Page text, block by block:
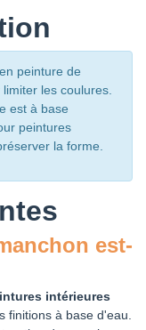
peinture de
les coulures.
est à base
peintures
la forme.
est-
intérieures
finitions à base d'eau.